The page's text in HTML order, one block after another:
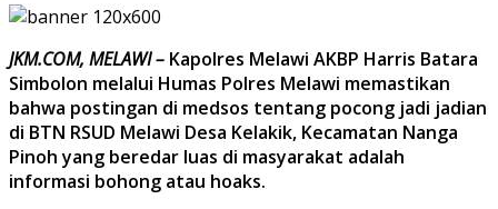
JKM.COM, MELAWI – Kapolres Melawi AKBP Harris Batara
Simbolon melalui Humas Polres Melawi memastikan
bahwa postingan di medsos tentang pocong jadi jadian
di BTN RSUD Melawi Desa Kelakik, Kecamatan Nanga
Pinoh yang beredar luas di masyarakat adalah
informasi bohong atau hoaks.